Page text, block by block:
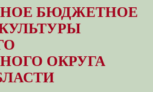
БЮДЖЕТНОЕ
ОКРУГА